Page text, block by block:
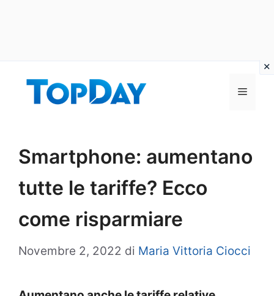
Menu
Smartphone: aumentano
tutte le tariffe? Ecco
come risparmiare
Novembre 2, 2022 di Maria Vittoria Ciocci